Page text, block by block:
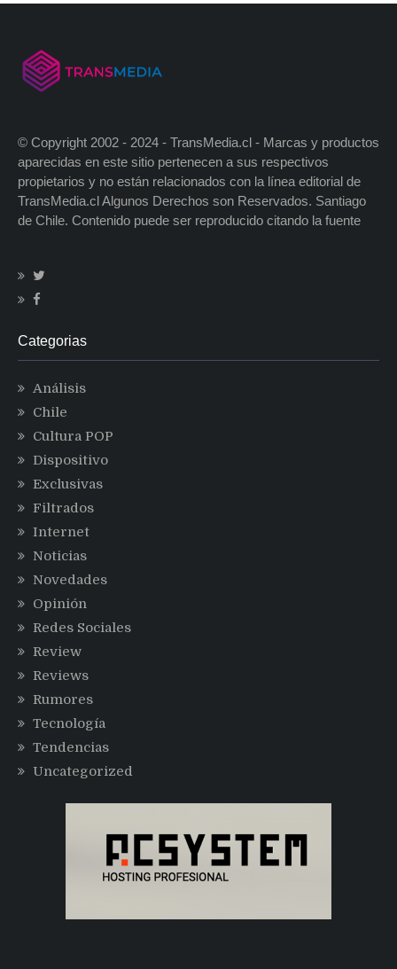
© Copyright 2002 - 2024 - TransMedia.cl - Marcas y productos
aparecidas en este sitio pertenecen a sus respectivos
propietarios y no están relacionados con la línea editorial de
TransMedia.cl Algunos Derechos son Reservados. Santiago
de Chile. Contenido puede ser reproducido citando la fuente
Categorias
Análisis
Chile
Cultura POP
Dispositivo
Exclusivas
Filtrados
Internet
Noticias
Novedades
Opinión
Redes Sociales
Review
Reviews
Rumores
Tecnología
Tendencias
Uncategorized